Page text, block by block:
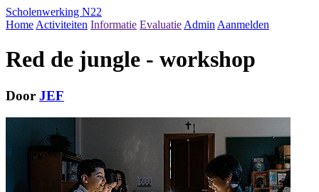
Scholenwerking N22
Home Activiteiten Informatie Evaluatie Admin Aanmelden
Red de jungle - workshop
Door JEF